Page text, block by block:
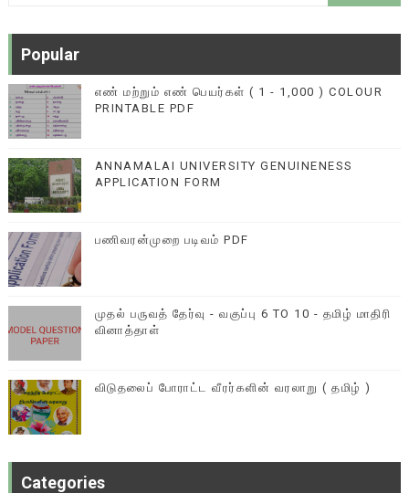
Popular
எண் மற்றும் எண் பெயர்கள் ( 1 - 1,000 ) COLOUR
PRINTABLE PDF
ANNAMALAI UNIVERSITY GENUINENESS
APPLICATION FORM
பணிவரன்முறை படிவம் PDF
முதல் பருவத் தேர்வு - வகுப்பு 6 TO 10 - தமிழ் மாதிரி
வினாத்தாள்
விடுதலைப் போராட்ட வீரர்களின் வரலாறு ( தமிழ் )
Categories